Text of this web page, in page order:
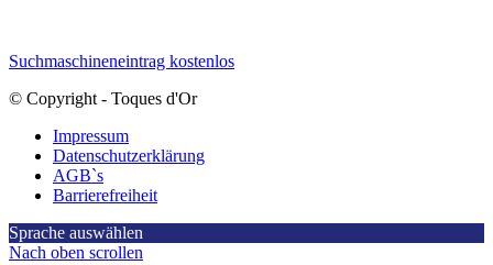
Suchmaschineneintrag kostenlos
© Copyright - Toques d'Or
Impressum
Datenschutzerklärung
AGB`s
Barrierefreiheit
Sprache auswählen
Nach oben scrollen